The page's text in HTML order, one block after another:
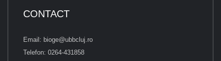
CONTACT
Email: bioge@ubbcluj.ro
Telefon: 0264-431858